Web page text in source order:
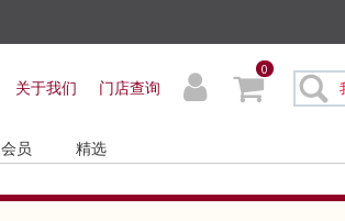
关于我们 门店查询
0
会员 精选